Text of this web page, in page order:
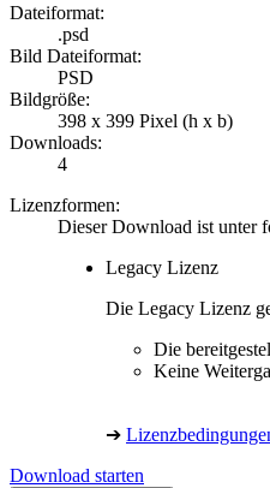
Dateiformat:
.psd
Bild Dateiformat:
PSD
Bildgröße:
398 x 399 Pixel (h x b)
Downloads:
4
Lizenzformen:
Dieser Download ist unter
Legacy Lizenz
Die Legacy Lizenz
Die
Keine
➔
Download starten